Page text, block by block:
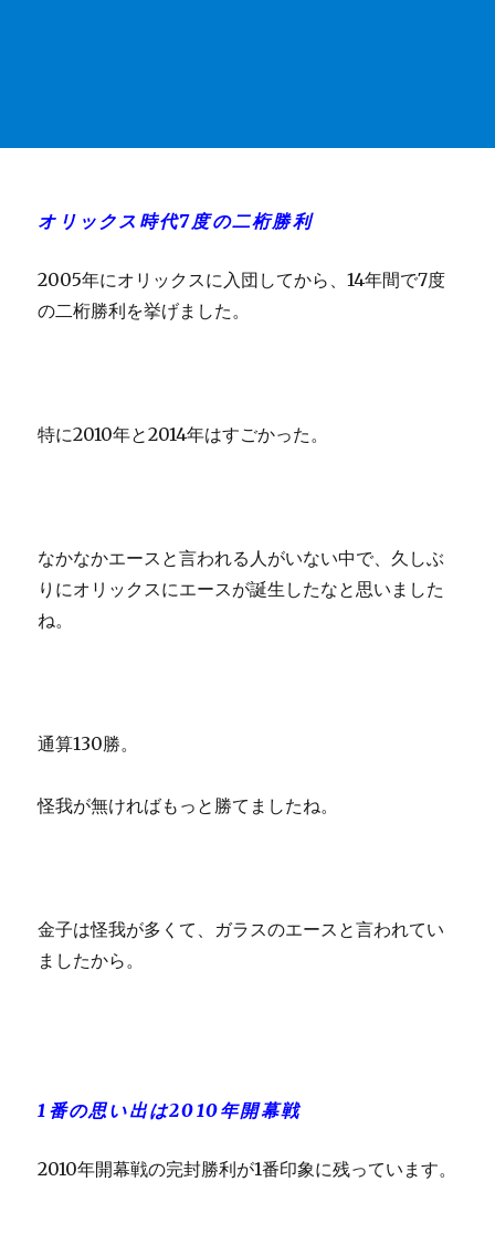
オリックス時代7度の二桁勝利
2005年にオリックスに入団してから、14年間で7度
の二桁勝利を挙げました。
特に2010年と2014年はすごかった。
なかなかエースと言われる人がいない中で、久しぶ
りにオリックスにエースが誕生したなと思いました
ね。
通算130勝。
怪我が無ければもっと勝てましたね。
金子は怪我が多くて、ガラスのエースと言われてい
ましたから。
1番の思い出は2010年開幕戦
2010年開幕戦の完封勝利が1番印象に残っています。